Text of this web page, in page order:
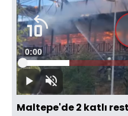
OynatSesi
Aç
Süre
0:00
Yüklendi:
21.24%
Maltepe'de 2 katlı